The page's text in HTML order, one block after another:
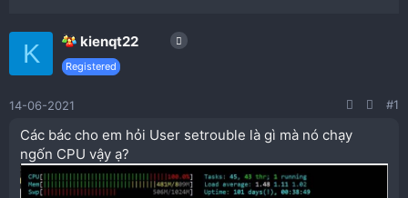
K kienqt22
Registered
14-06-2021 #1
Các bác cho em hỏi User setrouble là gì mà nó chạy
ngốn CPU vậy ạ?